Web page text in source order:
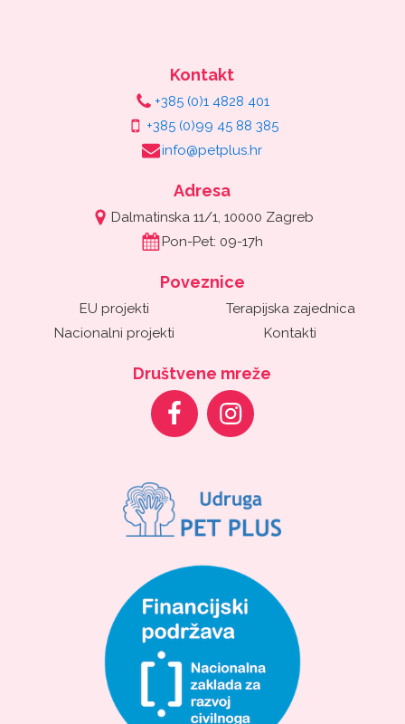
Kontakt
+385 (0)1 4828 401
+385 (0)99 45 88 385
info@petplus.hr
Adresa
Dalmatinska 11/1, 10000 Zagreb
Pon-Pet: 09-17h
Poveznice
EU projekti
Nacionalni projekti
Terapijska zajednica
Kontakti
Društvene mreže